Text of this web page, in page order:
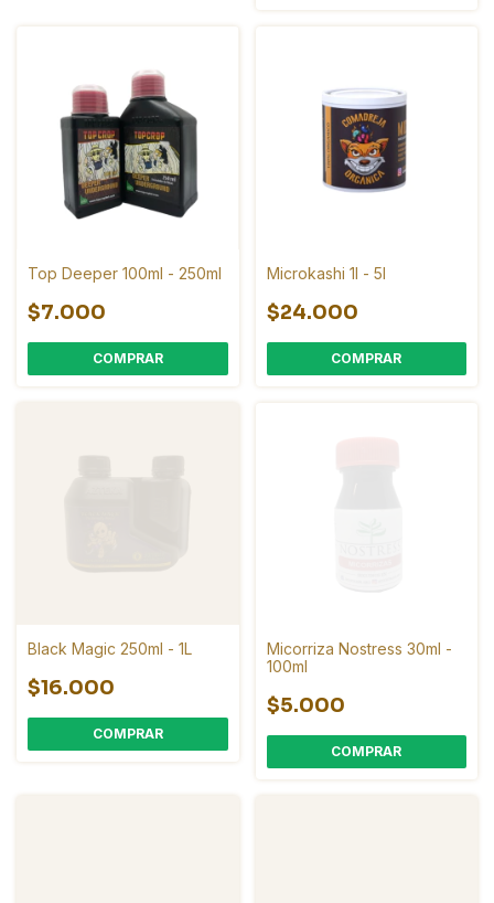
Top Deeper 100ml - 250ml
$7.000
COMPRAR
Microkashi 1l - 5l
$24.000
COMPRAR
Black Magic 250ml - 1L
$16.000
COMPRAR
Micorriza Nostress 30ml -
100ml
$5.000
COMPRAR